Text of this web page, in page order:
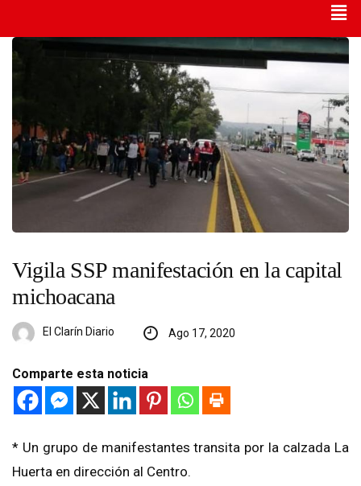
Vigila SSP manifestación en la capital
michoacana
El Clarín Diario Ago 17, 2020
Comparte esta noticia
* Un grupo de manifestantes transita por la calzada La
Huerta en dirección al Centro.